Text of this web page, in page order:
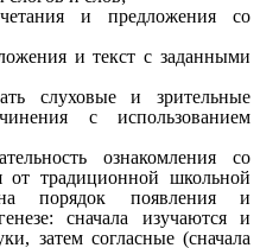
и предложения со
и текст с заданными
слуховые и зрительные
с использованием
ознакомления со
от традиционной школьной
порядок появления и
сначала изучаются и
затем согласные (сначала